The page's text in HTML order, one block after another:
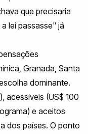
que precisaria
lei passasse" já
Granada, Santa
dominante.
acessíveis (US$ 100
e aceitos
dos países. O ponto